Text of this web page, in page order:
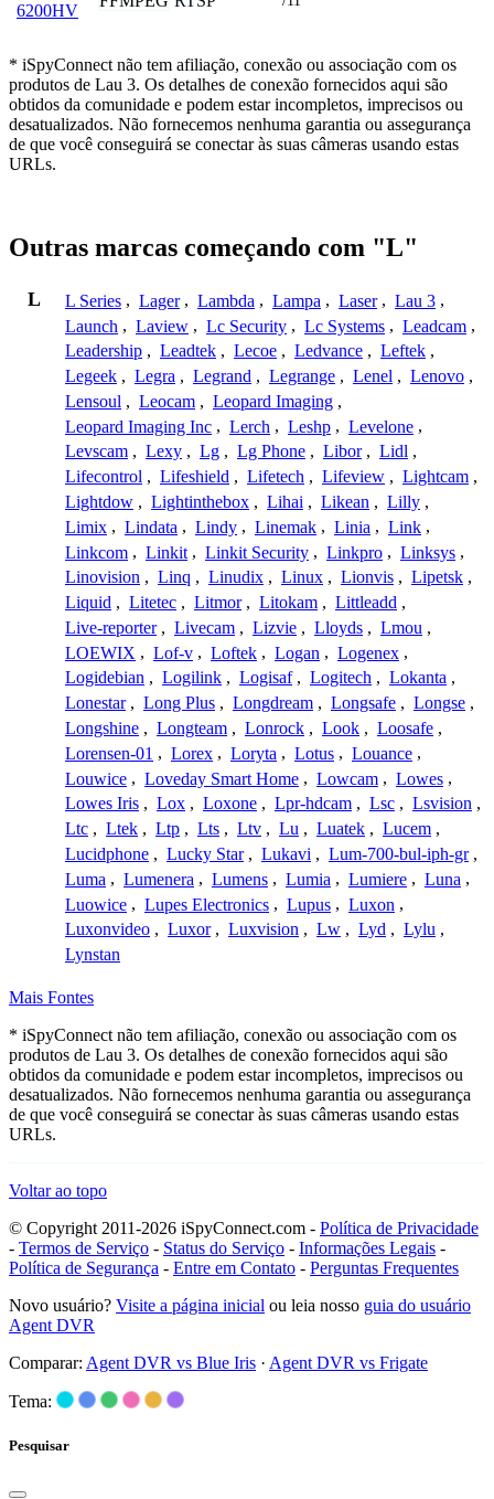
6200HV
* iSpyConnect não tem afiliação, conexão ou associação com os
produtos de Lau 3. Os detalhes de conexão fornecidos aqui são
obtidos da comunidade e podem estar incompletos, imprecisos ou
desatualizados. Não fornecemos nenhuma garantia ou assegurança
de que você conseguirá se conectar às suas câmeras usando estas
URLs.
Outras marcas começando com "L"
L L Series , Lager , Lambda , Lampa , Laser , Lau 3 ,
Launch , Laview , Lc Security , Lc Systems , Leadcam ,
Leadership , Leadtek , Lecoe , Ledvance , Leftek ,
Legeek , Legra , Legrand , Legrange , Lenel , Lenovo ,
Lensoul , Leocam , Leopard Imaging ,
Leopard Imaging Inc , Lerch , Leshp , Levelone ,
Levscam , Lexy , Lg , Lg Phone , Libor , Lidl ,
Lifecontrol , Lifeshield , Lifetech , Lifeview , Lightcam ,
Lightdow , Lightinthebox , Lihai , Likean , Lilly ,
Limix , Lindata , Lindy , Linemak , Linia , Link ,
Linkcom , Linkit , Linkit Security , Linkpro , Linksys ,
Linovision , Linq , Linudix , Linux , Lionvis , Lipetsk ,
Liquid , Litetec , Litmor , Litokam , Littleadd ,
Live-reporter , Livecam , Lizvie , Lloyds , Lmou ,
LOEWIX , Lof-v , Loftek , Logan , Logenex ,
Logidebian , Logilink , Logisaf , Logitech , Lokanta ,
Lonestar , Long Plus , Longdream , Longsafe , Longse ,
Longshine , Longteam , Lonrock , Look , Loosafe ,
Lorensen-01 , Lorex , Loryta , Lotus , Louance ,
Louwice , Loveday Smart Home , Lowcam , Lowes ,
Lowes Iris , Lox , Loxone , Lpr-hdcam , Lsc , Lsvision ,
Ltc , Ltek , Ltp , Lts , Ltv , Lu , Luatek , Lucem ,
Lucidphone , Lucky Star , Lukavi , Lum-700-bul-iph-gr ,
Luma , Lumenera , Lumens , Lumia , Lumiere , Luna ,
Luowice , Lupes Electronics , Lupus , Luxon ,
Luxonvideo , Luxor , Luxvision , Lw , Lyd , Lylu ,
Lynstan
Mais Fontes
* iSpyConnect não tem afiliação, conexão ou associação com os
produtos de Lau 3. Os detalhes de conexão fornecidos aqui são
obtidos da comunidade e podem estar incompletos, imprecisos ou
desatualizados. Não fornecemos nenhuma garantia ou assegurança
de que você conseguirá se conectar às suas câmeras usando estas
URLs.
Voltar ao topo
© Copyright 2011-2026 iSpyConnect.com - Política de Privacidade
- Termos de Serviço - Status do Serviço - Informações Legais -
Política de Segurança - Entre em Contato - Perguntas Frequentes
Novo usuário? Visite a página inicial ou leia nosso guia do usuário
Agent DVR
Comparar: Agent DVR vs Blue Iris · Agent DVR vs Frigate
Tema:
Pesquisar